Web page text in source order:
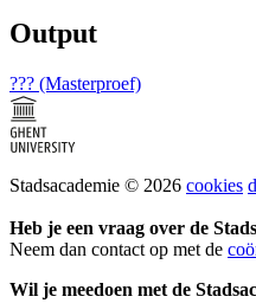
Output
??? (Masterproef)
Stadsacademie © 2026 cookies
Heb je een vraag over de
Neem dan contact op met de
Wil je meedoen met de